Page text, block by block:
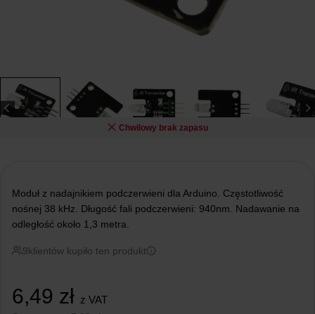
Chwilowy brak zapasu
Moduł z nadajnikiem podczerwieni dla Arduino. Częstotliwość
nośnej 38 kHz. Długość fali podczerwieni: 940nm. Nadawanie na
odległość około 1,3 metra.
9klientów kupiło ten produkt
6,49 zł z VAT